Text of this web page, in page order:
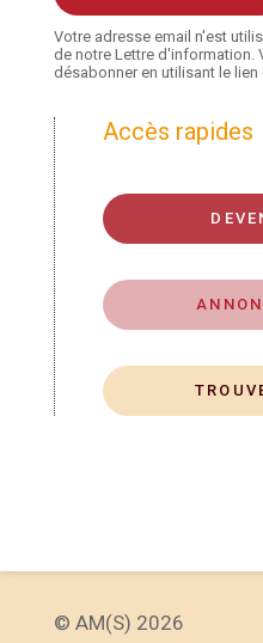
Votre adresse email n'est
de notre Lettre d'information.
désabonner en utilisant le
Accès rapides
© AM(S) 2026